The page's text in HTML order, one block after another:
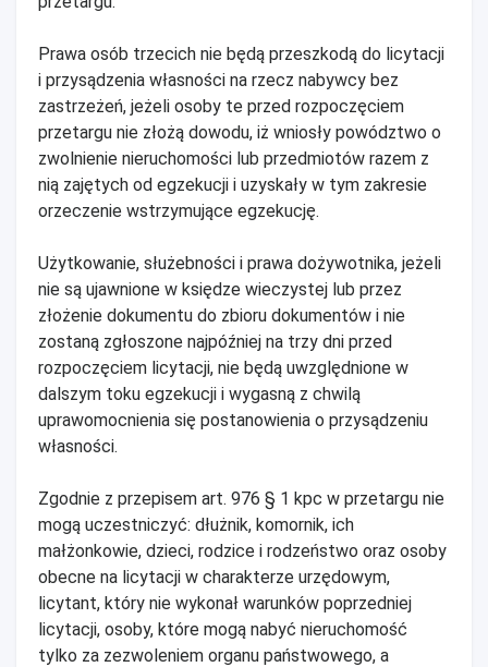
Prawa osób trzecich nie będą przeszkodą do licytacji
i przysądzenia własności na rzecz nabywcy bez
zastrzeżeń, jeżeli osoby te przed rozpoczęciem
przetargu nie złożą dowodu, iż wniosły powództwo o
zwolnienie nieruchomości lub przedmiotów razem z
nią zajętych od egzekucji i uzyskały w tym zakresie
orzeczenie wstrzymujące egzekucję.
Użytkowanie, służebności i prawa dożywotnika, jeżeli
nie są ujawnione w księdze wieczystej lub przez
złożenie dokumentu do zbioru dokumentów i nie
zostaną zgłoszone najpóźniej na trzy dni przed
rozpoczęciem licytacji, nie będą uwzględnione w
dalszym toku egzekucji i wygasną z chwilą
uprawomocnienia się postanowienia o przysądzeniu
własności.
Zgodnie z przepisem art. 976 § 1 kpc w przetargu nie
mogą uczestniczyć: dłużnik, komornik, ich
małżonkowie, dzieci, rodzice i rodzeństwo oraz osoby
obecne na licytacji w charakterze urzędowym,
licytant, który nie wykonał warunków poprzedniej
licytacji, osoby, które mogą nabyć nieruchomość
tylko za zezwoleniem organu państwowego, a